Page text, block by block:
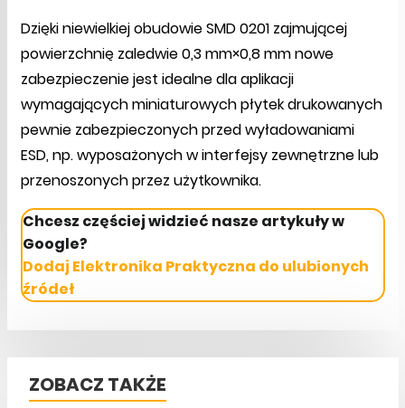
Dzięki niewielkiej obudowie SMD 0201 zajmującej
powierzchnię zaledwie 0,3 mm×0,8 mm nowe
zabezpieczenie jest idealne dla aplikacji
wymagających miniaturowych płytek drukowanych
pewnie zabezpieczonych przed wyładowaniami
ESD, np. wyposażonych w interfejsy zewnętrzne lub
przenoszonych przez użytkownika.
Chcesz częściej widzieć nasze artykuły w
Google?
Dodaj Elektronika Praktyczna do ulubionych
źródeł
ZOBACZ TAKŻE